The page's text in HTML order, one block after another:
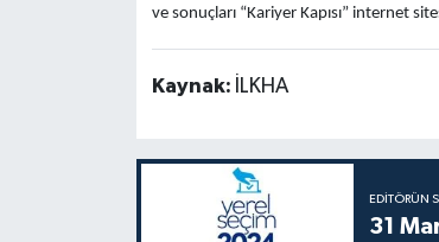
ve sonuçları “Kariyer Kapısı” internet
Kaynak: İLKHA
EDITÖRÜN
31